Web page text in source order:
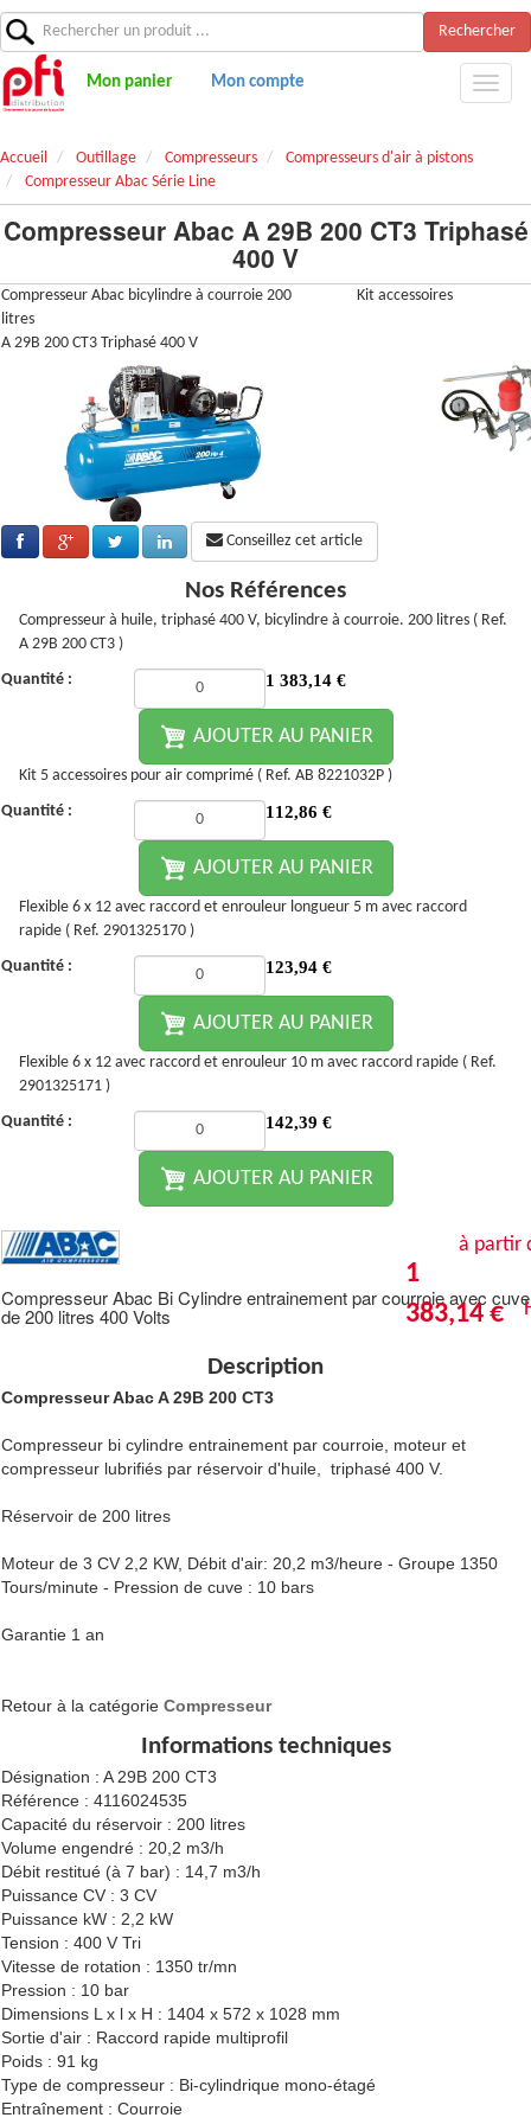
Rechercher
Mon panier Mon compte
Accueil Outillage Compresseurs
Compresseurs d'air à pistons
Compresseur Abac Série Line
Compresseur Abac A 29B 200 CT3 Triphasé
400 V
Compresseur Abac bicylindre à courroie 200
litres
A 29B 200 CT3 Triphasé 400 V
Kit accessoires
Conseillez cet article
Nos Références
Compresseur à huile, triphasé 400 V, bicylindre à courroie. 200 litres ( Ref.
A 29B 200 CT3 )
Quantité :
1 383,14 €
AJOUTER AU PANIER
Kit 5 accessoires pour air comprimé ( Ref. AB 8221032P )
Quantité :
112,86 €
AJOUTER AU PANIER
Flexible 6 x 12 avec raccord et enrouleur longueur 5 m avec raccord
rapide ( Ref. 2901325170 )
Quantité :
123,94 €
AJOUTER AU PANIER
Flexible 6 x 12 avec raccord et enrouleur 10 m avec raccord rapide ( Ref.
2901325171 )
Quantité :
142,39 €
AJOUTER AU PANIER
à partir
1
383,14 €
Compresseur Abac Bi Cylindre entrainement par courroie avec cuve
de 200 litres 400 Volts
Description
Compresseur Abac A 29B 200 CT3
Compresseur bi cylindre entrainement par courroie, moteur et
compresseur lubrifiés par réservoir d'huile, triphasé 400 V.
Réservoir de 200 litres
Moteur de 3 CV 2,2 KW, Débit d'air: 20,2 m3/heure - Groupe 1350
Tours/minute - Pression de cuve : 10 bars
Garantie 1 an
Retour à la catégorie Compresseur
Informations techniques
Désignation : A 29B 200 CT3
Référence : 4116024535
Capacité du réservoir : 200 litres
Volume engendré : 20,2 m3/h
Débit restitué (à 7 bar) : 14,7 m3/h
Puissance CV : 3 CV
Puissance kW : 2,2 kW
Tension : 400 V Tri
Vitesse de rotation : 1350 tr/mn
Pression : 10 bar
Dimensions L x l x H : 1404 x 572 x 1028 mm
Sortie d'air : Raccord rapide multiprofil
Poids : 91 kg
Type de compresseur : Bi‐cylindrique mono‐étagé
Entraînement : Courroie